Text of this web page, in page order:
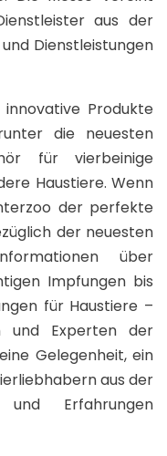
aus der
Dienstleistungen
Produkte
die neuesten
für vierbeinige
Haustiere. Wenn
der perfekte
der neuesten
über
Impfungen bis
für Haustiere –
und Experten der
Gelegenheit, ein
aus der
Erfahrungen